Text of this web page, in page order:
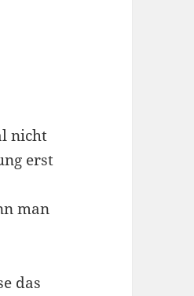
nicht
erst
man
das